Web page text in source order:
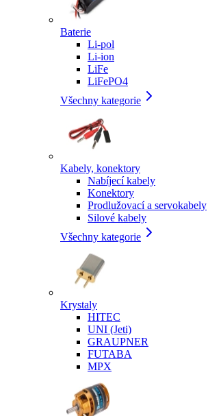
Baterie
Li-pol
Li-ion
LiFe
LiFePO4
Všechny kategorie
Kabely, konektory
Nabíjecí kabely
Konektory
Prodlužovací a servokabely
Silové kabely
Všechny kategorie
Krystaly
HITEC
UNI (Jeti)
GRAUPNER
FUTABA
MPX